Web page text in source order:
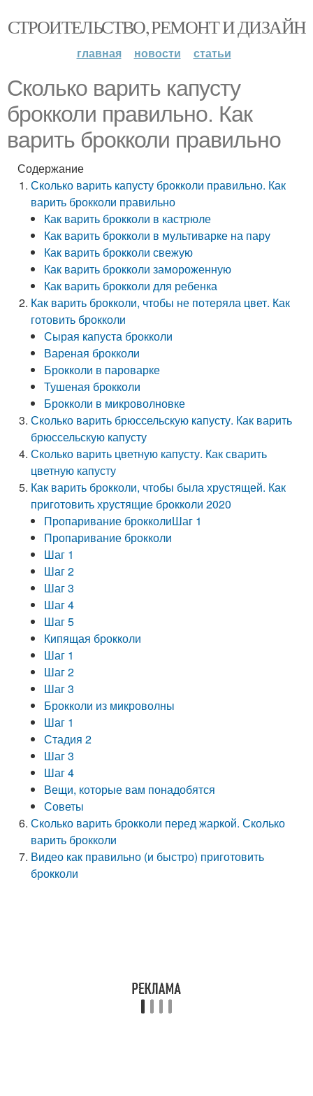
СТРОИТЕЛЬСТВО, РЕМОНТ И ДИЗАЙН
главная новости статьи
Сколько варить капусту
брокколи правильно. Как
варить брокколи правильно
Содержание
Сколько варить капусту брокколи правильно. Как
варить брокколи правильно
Как варить брокколи в кастрюле
Как варить брокколи в мультиварке на пару
Как варить брокколи свежую
Как варить брокколи замороженную
Как варить брокколи для ребенка
Как варить брокколи, чтобы не потеряла цвет. Как
готовить брокколи
Сырая капуста брокколи
Вареная брокколи
Брокколи в пароварке
Тушеная брокколи
Брокколи в микроволновке
Сколько варить брюссельскую капусту. Как варить
брюссельскую капусту
Сколько варить цветную капусту. Как сварить
цветную капусту
Как варить брокколи, чтобы была хрустящей. Как
приготовить хрустящие брокколи 2020
Пропаривание брокколиШаг 1
Пропаривание брокколи
Шаг 1
Шаг 2
Шаг 3
Шаг 4
Шаг 5
Кипящая брокколи
Шаг 1
Шаг 2
Шаг 3
Брокколи из микроволны
Шаг 1
Стадия 2
Шаг 3
Шаг 4
Вещи, которые вам понадобятся
Советы
Сколько варить брокколи перед жаркой. Сколько
варить брокколи
Видео как правильно (и быстро) приготовить
брокколи